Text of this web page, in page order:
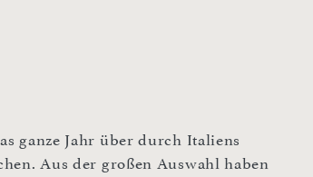
ganze Jahr über durch Italiens
Aus der großen Auswahl haben